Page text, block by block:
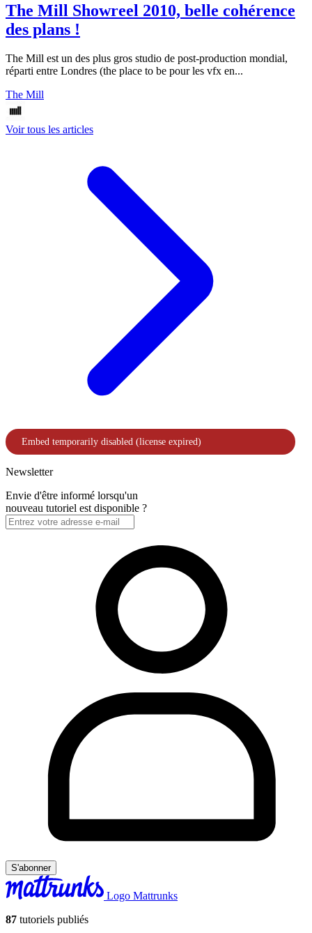
The Mill Showreel 2010, belle cohérence
des plans !
The Mill est un des plus gros studio de post-production mondial,
réparti entre Londres (the place to be pour les vfx en...
The Mill
Voir tous les articles
Newsletter
Envie d'être informé lorsqu'un
nouveau tutoriel est disponible ?
S'abonner
Logo Mattrunks
87 tutoriels publiés